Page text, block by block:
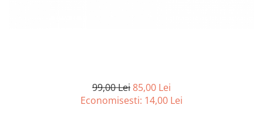
99,00 Lei85,00 Lei
Economisesti: 14,00 Lei